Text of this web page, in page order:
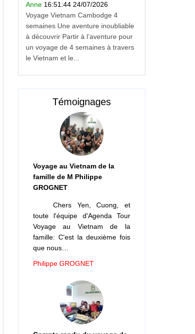
Anne 16:51:44 24/07/2026
Voyage Vietnam Cambodge 4
semaines Une aventure inoubliable
à découvrir Partir à l’aventure pour
un voyage de 4 semaines à travers
le Vietnam et le...
Témoignages
Voyage au Vietnam de la
famille de M Philippe
GROGNET
Chers Yen, Cuong, et
toute l'équipe d'Agenda Tour
Voyage au Vietnam de la
famille: C'est la deuxième fois
que nous…
Philippe GROGNET